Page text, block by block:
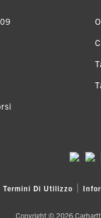
Termini Di Utilizzo
Copyright © 2026